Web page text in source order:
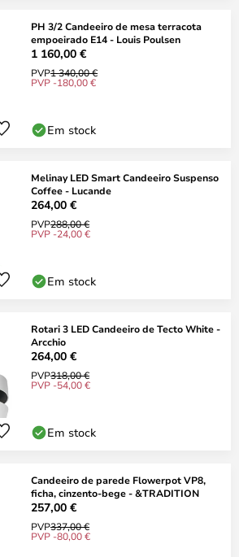
PH 3/2 Candeeiro de mesa terracota
empoeirado E14 - Louis Poulsen
1 160,00 €
PVP1 340,00 €
PVP -180,00 €
Em stock
Melinay LED Smart Candeeiro Suspenso
Coffee - Lucande
264,00 €
PVP288,00 €
PVP -24,00 €
Em stock
Rotari 3 LED Candeeiro de Tecto White -
Arcchio
264,00 €
PVP318,00 €
PVP -54,00 €
Em stock
Candeeiro de parede Flowerpot VP8,
ficha, cinzento-bege - &TRADITION
257,00 €
PVP337,00 €
PVP -80,00 €